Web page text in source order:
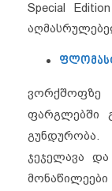
Special
ფარგლებში
გუნდურობა.
ჯეჯელავა